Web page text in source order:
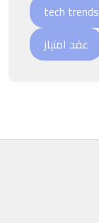
tech trends
عقد امتياز